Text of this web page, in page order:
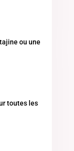
ou une
toutes les